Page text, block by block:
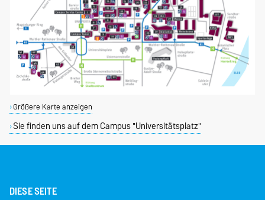
Größere Karte anzeigen
Sie finden uns auf dem Campus "Universitätsplatz"
DIESE SEITE